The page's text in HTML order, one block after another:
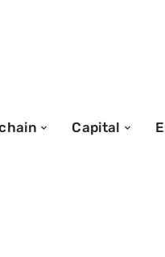
Capital